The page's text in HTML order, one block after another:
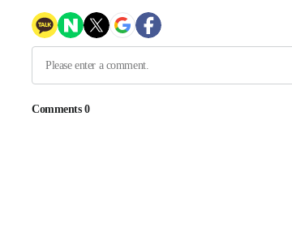
날씨]
4시간 전 > 축구협회 "압수수색·성접대 논란 사과…쇄신
5시간 전 >[속보]'압수수색·성접대 논란' 축구협회 "실
8시간 전 >'최고 37도' 폭염 지속…강원동해안 최대 150
-22768초 전 >
[속보]김민석, 與 전대 당원투표 누적
[속보]與 대표 경선 제주·인천 당원투
이강인 "아틀레티코 이적 기뻐…등번호